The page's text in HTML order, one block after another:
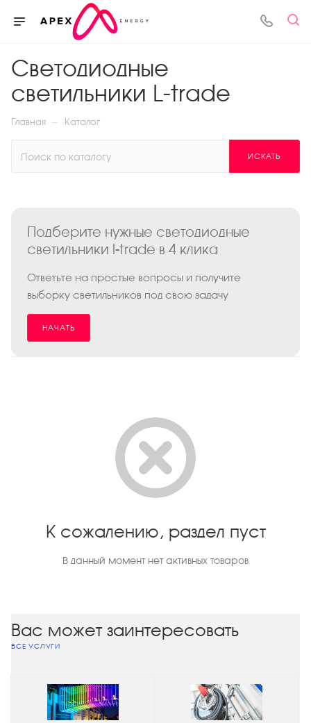
Светодиодные
светильники L-trade
Главная — Каталог
ИСКАТЬ
Подберите нужные светодиодные
светильники l-trade в 4 клика
Ответьте на простые вопросы и получите
выборку светильников под свою задачу
НАЧАТЬ
К сожалению, раздел пуст
В данный момент нет активных товаров
Вас может заинтересовать
ВСЕ УСЛУГИ